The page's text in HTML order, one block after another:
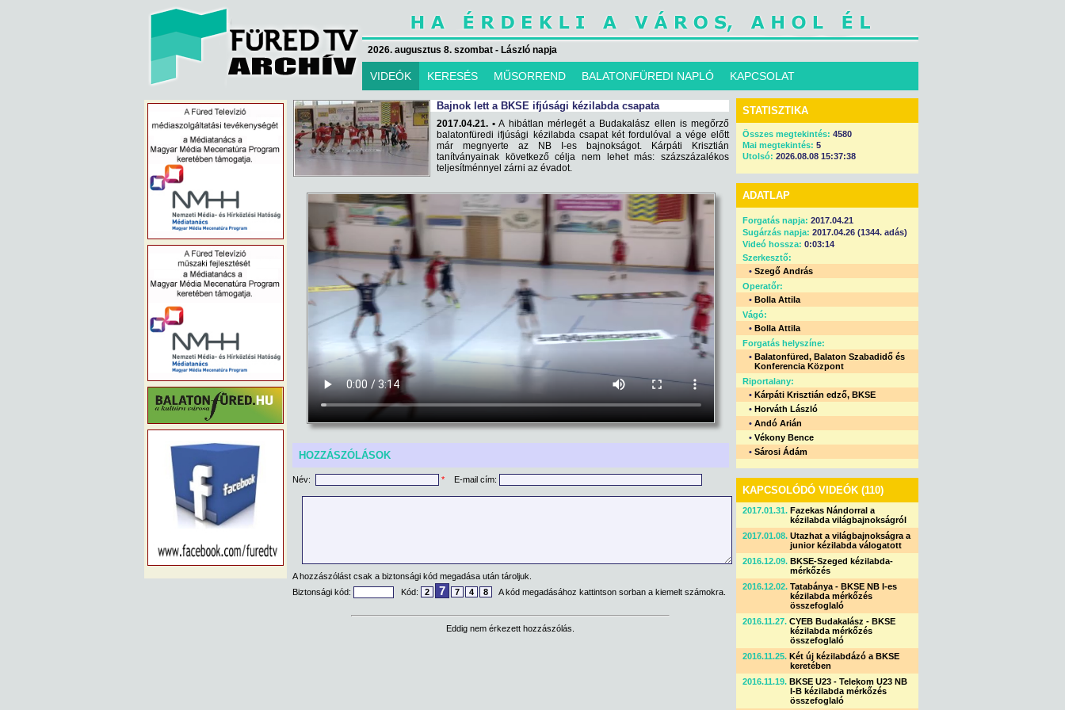
2026. augusztus 8. szombat - László napja
VIDEÓK KERESÉS MŰSORREND BALATONFÜREDI NAPLÓ KAPCSOLAT
Bajnok lett a BKSE ifjúsági kézilabda csapata
2017.04.21. • A hibátlan mérlegét a Budakalász ellen is megőrző
balatonfüredi ifjúsági kézilabda csapat két fordulóval a vége előtt
már megnyerte az NB I-es bajnokságot. Kárpáti Krisztián
tanítványainak következő célja nem lehet más: százszázalékos
teljesítménnyel zárni az évadot.
HOZZÁSZÓLÁSOK
Név: * E-mail cím:
A hozzászólást csak a biztonsági kód megadása után tároljuk.
Biztonsági kód:
Kód: 2 7 7 4 8 A kód megadásához kattintson sorban a kiemelt számokra.
Eddig nem érkezett hozzászólás.
STATISZTIKA
Összes megtekintés: 4580
Mai megtekintés: 5
Utolsó: 2026.08.08 15:37:38
ADATLAP
Forgatás napja: 2017.04.21
Sugárzás napja: 2017.04.26 (1344. adás)
Videó hossza: 0:03:14
Szerkesztő:
• Szegő András
Operatőr:
• Bolla Attila
Vágó:
• Bolla Attila
Forgatás helyszíne:
• Balatonfüred, Balaton Szabadidő és
Konferencia Központ
Riportalany:
• Kárpáti Krisztián edző, BKSE
• Horváth László
• Andó Arián
• Vékony Bence
• Sárosi Ádám
KAPCSOLÓDÓ VIDEÓK (110)
2017.01.31. Fazekas Nándorral a
kézilabda világbajnokságról
2017.01.08. Utazhat a világbajnokságra a
junior kézilabda válogatott
2016.12.09. BKSE-Szeged kézilabda-
mérkőzés
2016.12.02. Tatabánya - BKSE NB I-es
kézilabda mérkőzés
összefoglaló
2016.11.27. CYEB Budakalász - BKSE
kézilabda mérkőzés
összefoglaló
2016.11.25. Két új kézilabdázó a BKSE
keretében
2016.11.19. BKSE U23 - Telekom U23 NB
I-B kézilabda mérkőzés
összefoglaló